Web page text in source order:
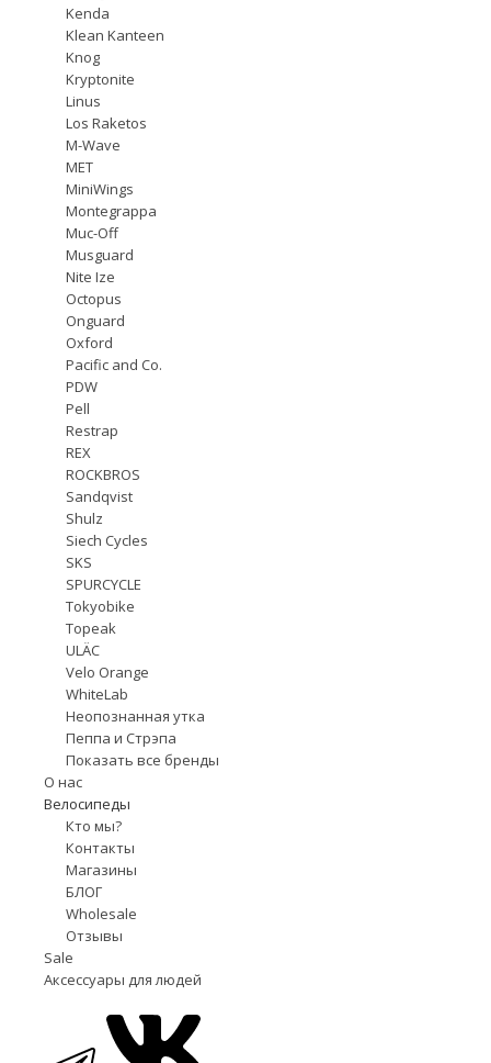
Kenda
Klean Kanteen
Knog
Kryptonite
Linus
Los Raketos
M-Wave
MET
MiniWings
Montegrappa
Muc-Off
Musguard
Nite Ize
Octopus
Onguard
Oxford
Pacific and Co.
PDW
Pell
Restrap
REX
ROCKBROS
Sandqvist
Shulz
Siech Cycles
SKS
SPURCYCLE
Tokyobike
Topeak
ULÄC
Velo Orange
WhiteLab
Неопознанная утка
Пеппа и Стрэпа
Показать все бренды
О нас
Велосипеды
Кто мы?
Контакты
Магазины
БЛОГ
Wholesale
Отзывы
Sale
Аксессуары для людей